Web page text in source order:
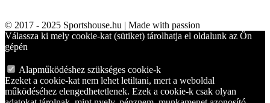
© 2017 - 2025 Sportshouse.hu | Made with passion
Válassza ki mely cookie-kat (sütiket) tárolhatja el oldalunk az Ön
gépén
Alapműködéshez szükséges cookie-k
Ezeket a cookie-kat nem lehet letiltani, mert a weboldal
működéséhez elengedhetetlenek. Ezek a cookie-k csak olyan